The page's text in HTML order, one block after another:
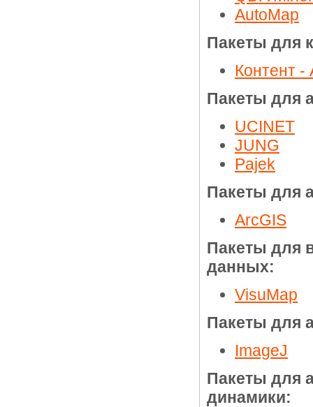
AutoMap
Пакеты для
Контент
Пакеты для
UCINET
JUNG
Pajek
Пакеты для
ArcGIS
Пакеты для
данных:
VisuMap
Пакеты для
ImageJ
Пакеты для
динамики: